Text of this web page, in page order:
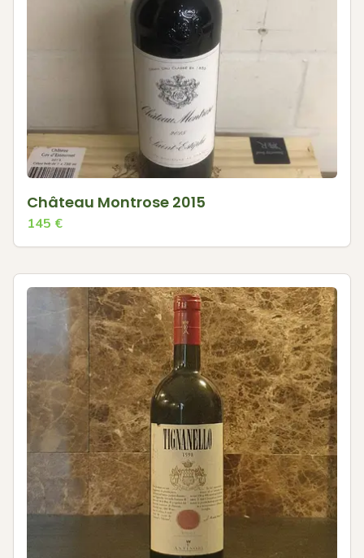
Château Montrose 2015
145 €